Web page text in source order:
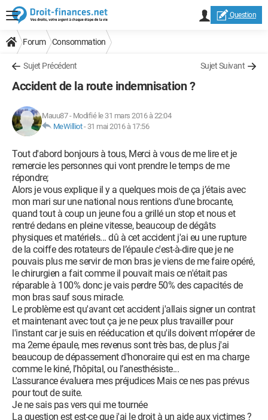
Question
Forum Consommation
Sujet Précédent Sujet Suivant
Accident de la route indemnisation ?
Mauu87- Modifié le 31 mars 2016 à 22:04
MeWilliot- 31 mai 2016 à 17:56
Tout d'abord bonjours à tous, Merci à vous de me lire et je
remercie les personnes qui vont prendre le temps de me
répondre;
Alors je vous explique il y a quelques mois de ça j’étais avec
mon mari sur une national nous rentions d'une brocante,
quand tout à coup un jeune fou a grillé un stop et nous et
rentré dedans en pleine vitesse, beaucoup de dégâts
physiques et matériels... dû à cet accident j'ai eu une rupture
de la coiffe des rotateurs de l’épaule c'est-à-dire que je ne
pouvais plus me servir de mon bras je viens de me faire opéré,
le chirurgien a fait comme il pouvait mais ce n'était pas
réparable à 100% donc je vais perdre 50% des capacités de
mon bras sauf sous miracle.
Le problème est qu'avant cet accident j'allais signer un contrat
et maintenant avec tout ça je ne peux plus travailler pour
l'instant car je suis en rééducation et qu'ils doivent m'opérer de
ma 2eme épaule, mes revenus sont très bas, de plus j'ai
beaucoup de dépassement d'honoraire qui est en ma charge
comme le kiné, l’hôpital, ou l’anesthésiste...
L'assurance évaluera mes préjudices Mais ce nes pas prévus
pour tout de suite.
Je ne sais pas vers qui me tournée
La question est est-ce que j'ai le droit à un aide aux victimes ?